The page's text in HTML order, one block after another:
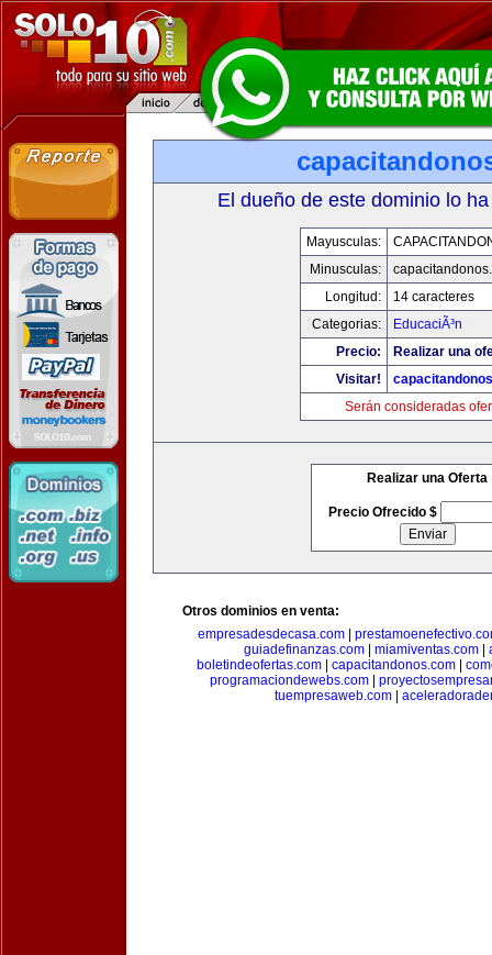
El dueño de este dominio lo
Mayusculas:
Minusculas:
Longitud:
14 caracteres
Categorias:
EducaciÃ³n
Precio:
Realizar una
Visitar!
Serán consideradas
Realizar una Oferta
Precio Ofrecido $
Otros dominios en venta:
empresadesdecasa.com
guiadefinanzas.com
miamiventas.com
boletindeofertas.com| capacitandonos.com|
programaciondewebs.com
tuempresaweb.com